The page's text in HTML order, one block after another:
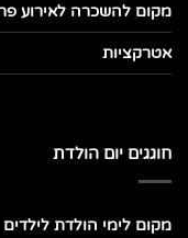
מקום להשכרה לאירוע
אטרקציות
חוגגים יום הולדת
מקום לימי הולדת לילדים